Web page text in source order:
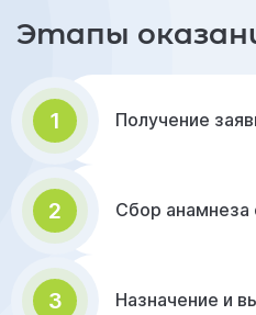
Этапы
1 Получение
2 Сбор анамнеза
3 Назначение и